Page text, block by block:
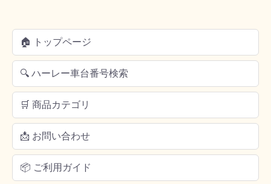
🏠 トップページ
🔍 ハーレー車台番号検索
🛒 商品カテゴリ
📩 お問い合わせ
📦 ご利用ガイド